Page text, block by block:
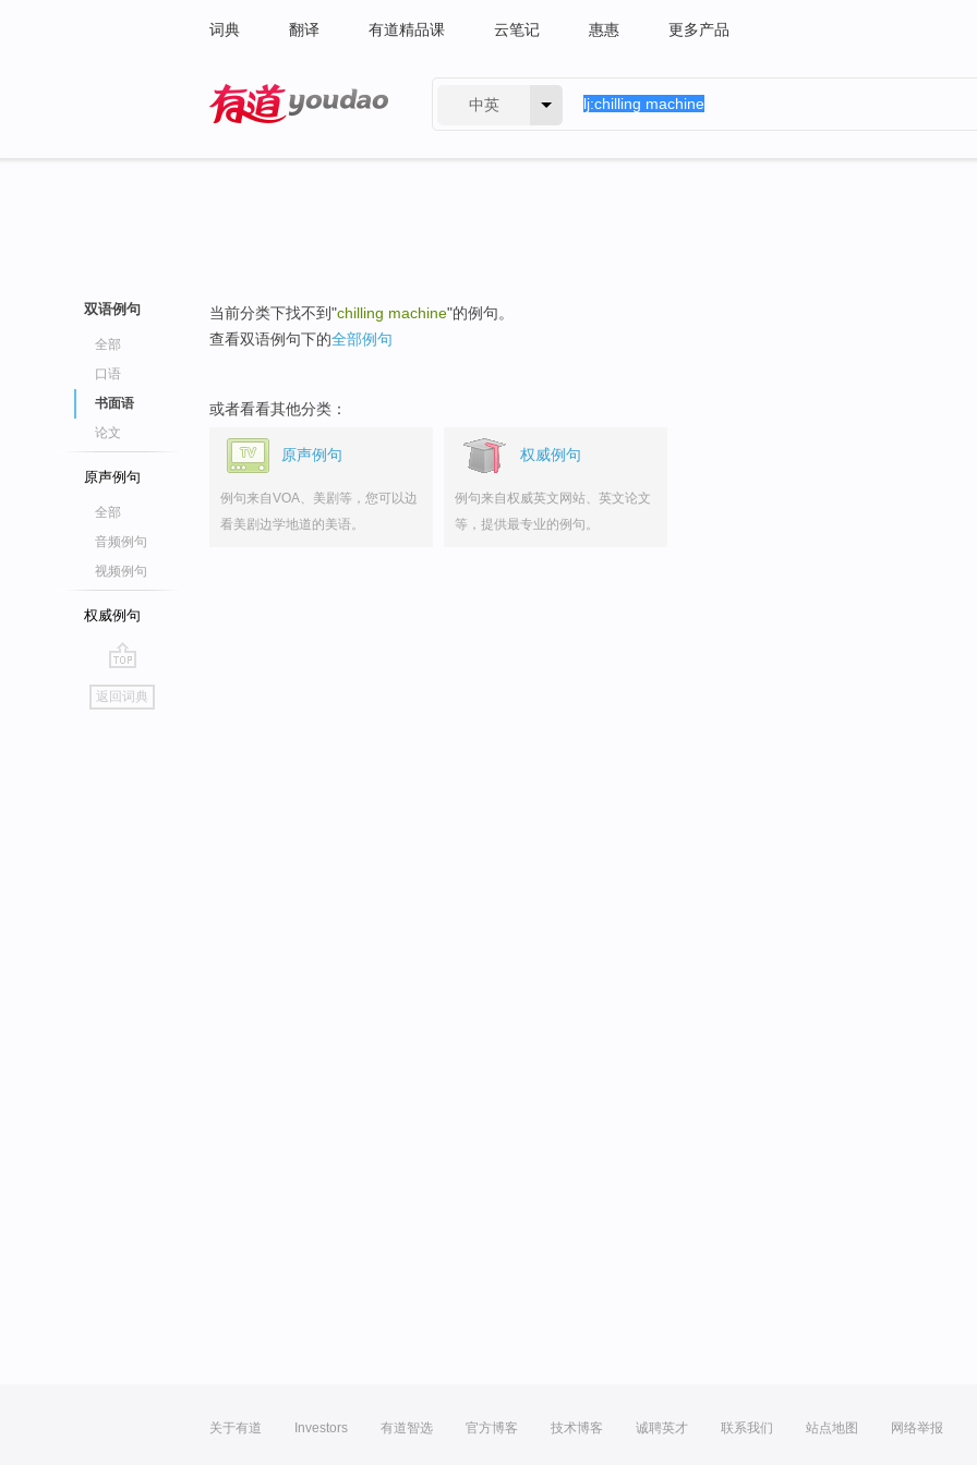
词典 翻译 有道精品课 云笔记 惠惠 更多产品
中英
双语例句
全部
口语
书面语
论文
原声例句
全部
音频例句
视频例句
权威例句
go
top
返回词典
当前分类下找不到"chilling machine"的例句。
查看双语例句下的全部例句
或者看看其他分类：
原声例句
例句来自VOA、美剧等，您可以边
看美剧边学地道的美语。
权威例句
例句来自权威英文网站、英文论文
等，提供最专业的例句。
关于有道 Investors 有道智选 官方博客 技术博客 诚聘英才 联系我们 站点地图 网络举报